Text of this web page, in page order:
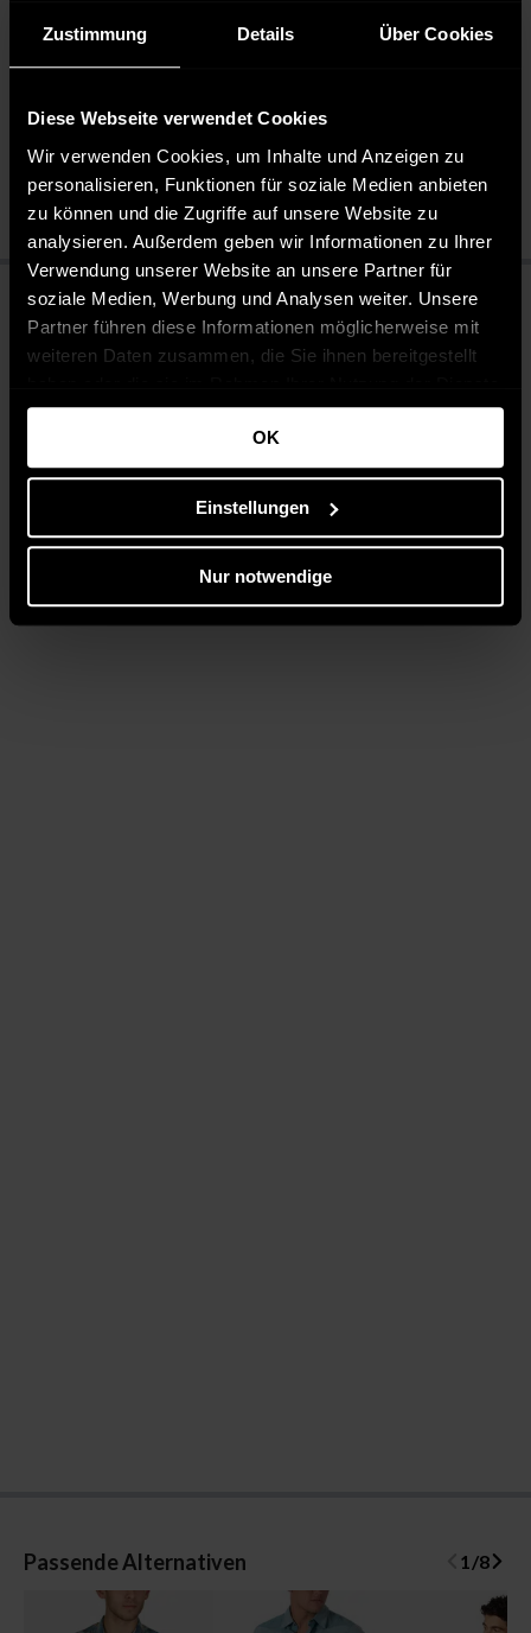
Zustimmung Details Über Cookies
Diese Webseite verwendet Cookies
Wir verwenden Cookies, um Inhalte und Anzeigen zu
personalisieren, Funktionen für soziale Medien anbieten
zu können und die Zugriffe auf unsere Website zu
analysieren. Außerdem geben wir Informationen zu Ihrer
Verwendung unserer Website an unsere Partner für
soziale Medien, Werbung und Analysen weiter. Unsere
Partner führen diese Informationen möglicherweise mit
weiteren Daten zusammen, die Sie ihnen bereitgestellt
gesammelt haben.
OK
Einstellungen
Nur notwendige
Pflegeleicht 30 °C
Nicht chemisch reinigen
Bügeln mit mittlerer Temperatur
Passende Alternativen 1/8